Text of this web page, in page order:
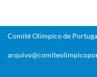
Comité Olímpico de